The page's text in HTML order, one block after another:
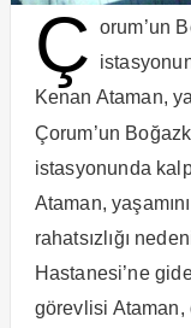
Ç orum’un
Kenan Ataman,
Çorum’un
istasyonunda
Ataman,
rahatsızlığı
Hastanesi’ne
görevlisi Ataman,